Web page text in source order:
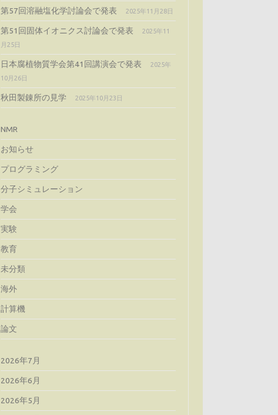
第57回溶融塩化学討論会で発表 2025年11月28日
第51回固体イオニクス討論会で発表
2025年11
月25日
日本腐植物質学会第41回講演会で発表
2025年
10月26日
秋田製錬所の見学 2025年10月23日
NMR
お知らせ
プログラミング
分子シミュレーション
学会
実験
教育
未分類
海外
計算機
論文
2026年7月
2026年6月
2026年5月